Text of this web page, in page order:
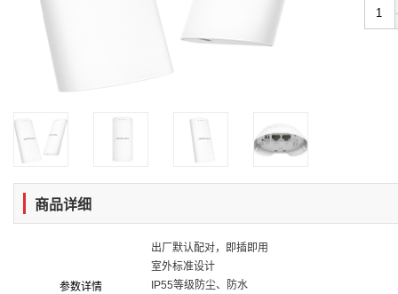
商品详细
参数详情
出厂默认配对，即插即用
室外标准设计
IP55等级防尘、防水